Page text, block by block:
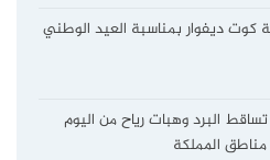
ديفوار بمناسبة العيد الوطني
البرد وهبات رياح من اليوم
المملكة